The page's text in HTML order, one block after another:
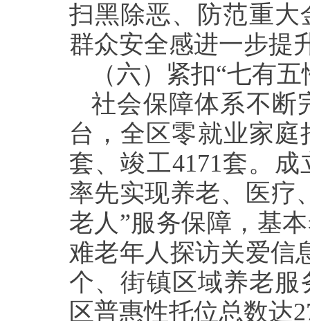
扫黑除恶、防范重
群众安全感进一步提
（六）紧扣“七有
社会保障体系不断
台，全区零就业家庭
套、竣工4171套。
率先实现养老、医疗
老人”服务保障，基
难老年人探访关爱信
个、街镇区域养老服
区普惠性托位总数达